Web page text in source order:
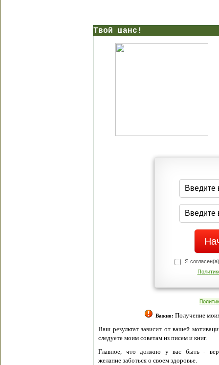
Твой шанс!
Я
Важно: Получение
Ваш результат зависит от вашей
следуете моим советам из писем и книг.
Главное, что должно у вас быть -
желание заботься о своем здоровье.